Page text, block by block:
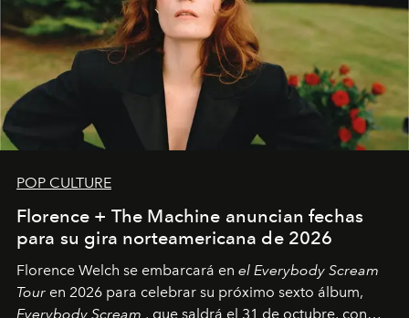
POP CULTURE
Florence + The Machine anuncian fechas
para su gira norteamericana de 2026
Florence Welch se embarcará en el Everybody Scream
Tour en 2026 para celebrar su próximo sexto álbum,
Everybody Scream , que saldrá el 31 de octubre, con